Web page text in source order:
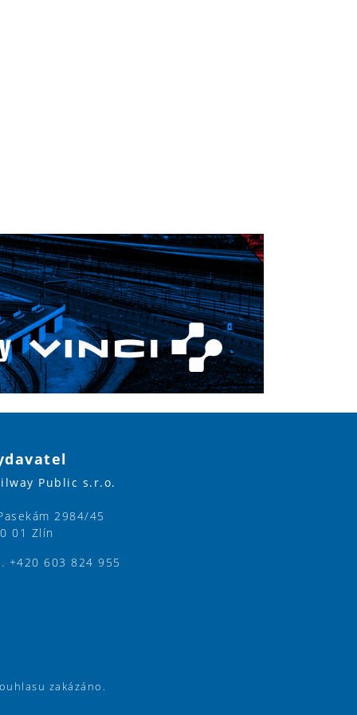
Public s.r.o.
2984/45
01 Zlín
+420 603 824 955
zakázáno.